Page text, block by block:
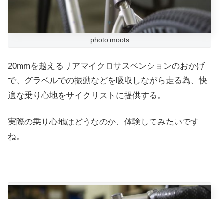
photo moots
20mmを越えるリアマイクロサスペンションのおかげ
で、グラベルでの振動などを吸収しながら走る為、快
適な乗り心地をサイクリストに提供する。
実際の乗り心地はどうなのか、体験してみたいです
ね。